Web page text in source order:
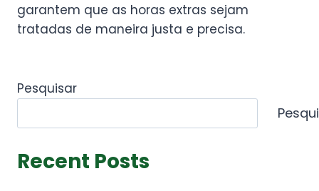
garantem que as horas extras sejam
tratadas de maneira justa e precisa.
Pesquisar
Recent Posts